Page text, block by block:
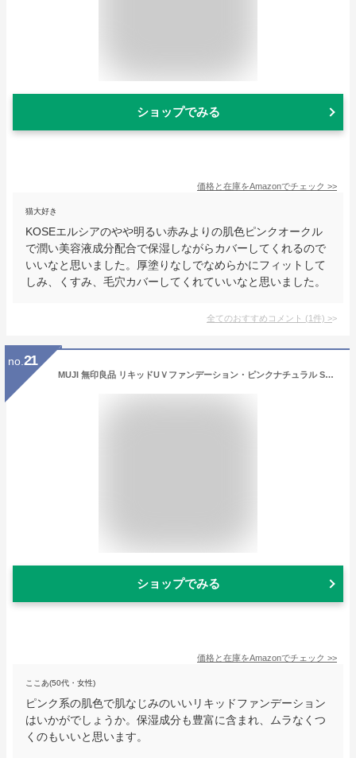
ショップでみる
価格と在庫をAmazonでチェック >>
猫大好き
KOSEエルシアのやや明るい赤みよりの肌色ピンクオークル
で潤い美容液成分配合で保湿しながらカバーしてくれるので
いいなと思いました。厚塗りなしでなめらかにフィットして
しみ、くすみ、毛穴カバーしてくれていいなと思いました。
全てのおすすめコメント (1件) >
no. 21
MUJI 無印良品 リキッドUＶファンデーション・ピンクナチュラル SPF27・PA++ 30mL 02124748
ショップでみる
価格と在庫をAmazonでチェック >>
ここあ(50代・女性)
ピンク系の肌色で肌なじみのいいリキッドファンデーション
はいかがでしょうか。保湿成分も豊富に含まれ、ムラなくつ
くのもいいと思います。